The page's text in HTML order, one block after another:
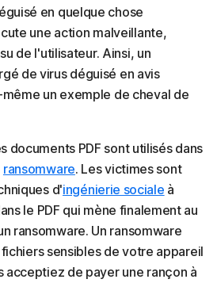
en quelque chose
une action malveillante,
de l'utilisateur. Ainsi, un
de virus déguisé en avis
un exemple de cheval de
documents PDF sont utilisés dans
ransomware. Les victimes sont
d'ingénierie sociale à
le PDF qui mène finalement au
ransomware. Un ransomware
sensibles de votre appareil
acceptiez de payer une rançon à